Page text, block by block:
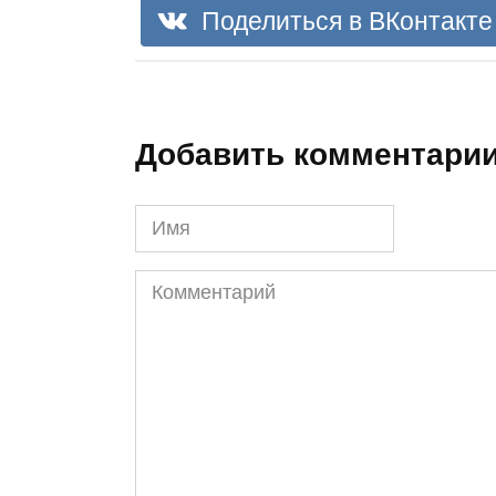
Поделиться в ВКонтакте
Добавить
Имя
Комментарий